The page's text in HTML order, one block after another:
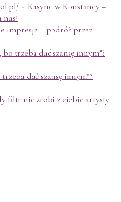
- Kasyno w Konstancy –
nas!
impresje – podróż przez
trzeba dać szansę innym”?
dać szansę innym”?
filtr nie zrobi z ciebie artysty